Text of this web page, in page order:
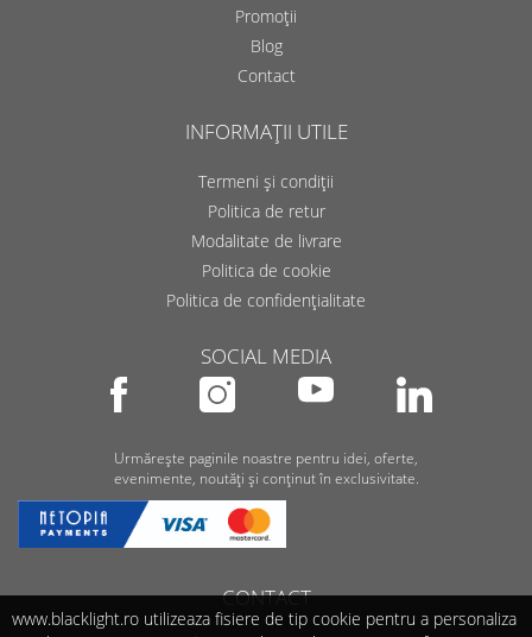
Promoții
Blog
Contact
INFORMAȚII UTILE
Termeni și condiții
Politica de retur
Modalitate de livrare
Politica de cookie
Politica de confidențialitate
SOCIAL MEDIA
Urmărește paginile noastre pentru idei, oferte,
evenimente, noutăți și conținut în exclusivitate.
CONTACT
www.blacklight.ro utilizeaza fisiere de tip cookie pentru a personaliza